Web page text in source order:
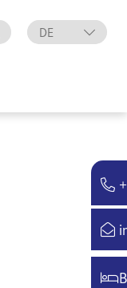
DE